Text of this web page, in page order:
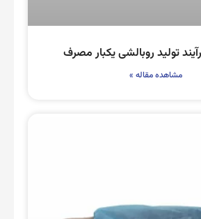
تولید روبالشی یکبار مصرف
مشاهده مقاله »